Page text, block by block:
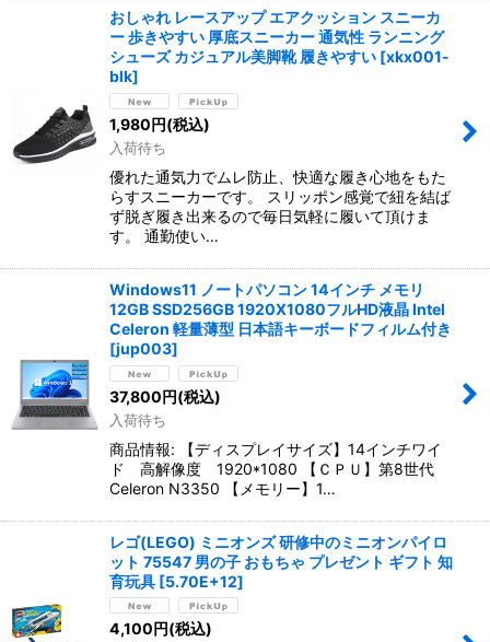
おしゃれ レースアップ エアクッション スニーカ
ー 歩きやすい 厚底スニーカー 通気性 ランニング
シューズ カジュアル美脚靴 履きやすい [xkx001-
blk]
1,980円(税込)
入荷待ち
優れた通気力でムレ防止、快適な履き心地をもた
らすスニーカーです。 スリッポン感覚で紐を結ば
ず脱ぎ履き出来るので毎日気軽に履いて頂けま
す。 通勤使い…
Windows11 ノートパソコン 14インチ メモリ
12GB SSD256GB 1920X1080フルHD液晶 Intel
Celeron 軽量薄型 日本語キーボードフィルム付き
[jup003]
37,800円(税込)
入荷待ち
商品情報: 【ディスプレイサイズ】14インチワイ
ド 高解像度 1920*1080 【ＣＰＵ】第8世代
Celeron N3350 【メモリー】1…
レゴ(LEGO) ミニオンズ 研修中のミニオンパイロ
ット 75547 男の子 おもちゃ プレゼント ギフト 知
育玩具 [5.70E+12]
4,100円(税込)